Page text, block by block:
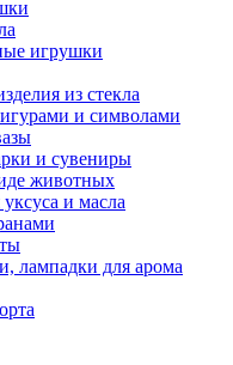
игрушки
из стекла
и символами
и сувениры
животных
и масла
лампадки для арома